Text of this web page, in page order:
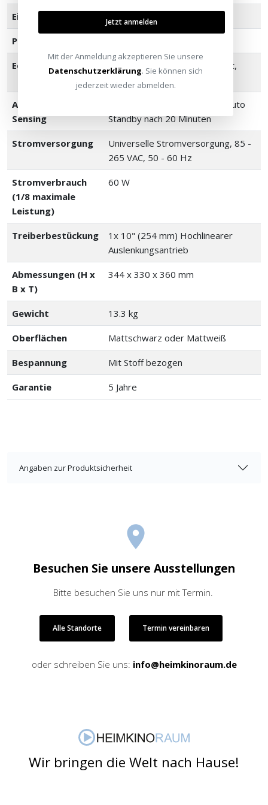
Eingangsimpedanz 47 kOhms
Phasenkontrolle
Equalizer-DSP
3 voreingestellte Modi: Impact,
Movie, Music
Auto Music
Sensing
Auto Ein: Line Level >3 mV | Auto
Standby nach 20 Minuten
Stromversorgung
Universelle Stromversorgung, 85 -
265 VAC, 50 - 60 Hz
Stromverbrauch
(1/8 maximale
Leistung)
60 W
Treiberbestückung
1x 10" (254 mm) Hochlinearer
Auslenkungsantrieb
Abmessungen (H x
B x T)
344 x 330 x 360 mm
Gewicht 13.3 kg
Oberflächen Mattschwarz oder Mattweiß
Bespannung Mit Stoff bezogen
Garantie 5 Jahre
Angaben zur Produktsicherheit
Besuchen Sie unsere Ausstellungen
Bitte besuchen Sie uns nur mit Termin.
Alle Standorte Termin vereinbaren
oder schreiben Sie uns: info@heimkinoraum.de
Wir bringen die Welt nach Hause!
Jetzt anmelden
Mit der Anmeldung akzeptieren Sie unsere
Datenschutzerklärung. Sie können sich
jederzeit wieder abmelden.